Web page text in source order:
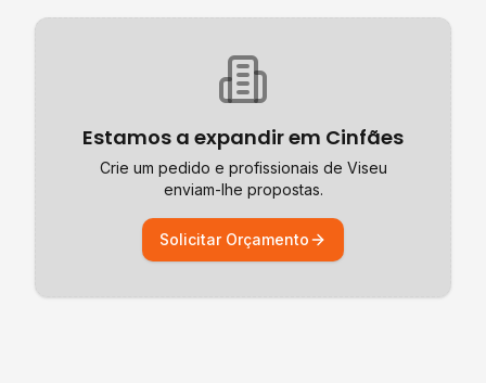
Estamos a expandir em Cinfães
Crie um pedido e profissionais de Viseu
enviam-lhe propostas.
Solicitar Orçamento